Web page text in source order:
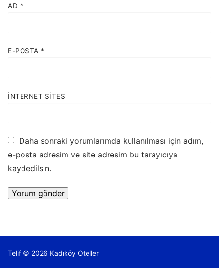
AD *
E-POSTA *
İNTERNET SITESI
Daha sonraki yorumlarımda kullanılması için adım,
e-posta adresim ve site adresim bu tarayıcıya
kaydedilsin.
Telif © 2026 Kadıköy Oteller